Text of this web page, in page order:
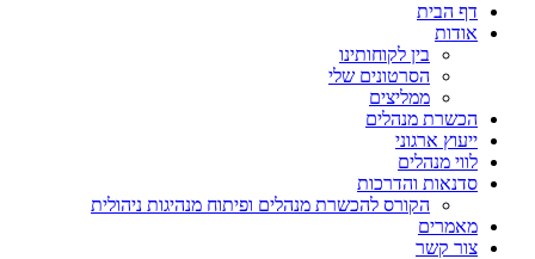
דף הבית
אודות
בין לקוחותינו
הסרטונים שלי
ממליצים
הכשרת מנהלים
ייעוץ ארגוני
לווי מנהלים
סדנאות והדרכות
הקורס להכשרת מנהלים ופיתוח מנהיגות ניהולית
מאמרים
צור קשר